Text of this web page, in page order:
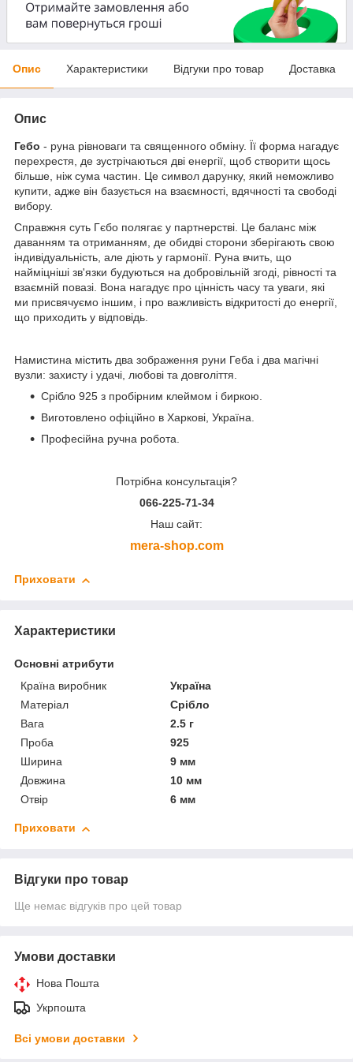
Опис Характеристики Відгуки про товар Доставка
Опис
Гебо - руна рівноваги та священного обміну. Її форма нагадує
перехрестя, де зустрічаються дві енергії, щоб створити щось
більше, ніж сума частин. Це символ дарунку, який неможливо
купити, адже він базується на взаємності, вдячності та свободі
вибору.
Справжня суть Гєбо полягає у партнерстві. Це баланс між
даванням та отриманням, де обидві сторони зберігають свою
індивідуальність, але діють у гармонії. Руна вчить, що
найміцніші зв'язки будуються на добровільній згоді, рівності та
взаємній повазі. Вона нагадує про цінність часу та уваги, які
ми присвячуємо іншим, і про важливість відкритості до енергії,
що приходить у відповідь.
Намистина містить два зображення руни Геба і два магічні
вузли: захисту і удачі, любові та довголіття.
Срібло 925 з пробірним клеймом і биркою.
Виготовлено офіційно в Харкові, Україна.
Професійна ручна робота.
Потрібна консультація?
066-225-71-34
Наш сайт:
mera-shop.com
Приховати
Характеристики
Основні атрибути
Країна виробник
Україна
Матеріал
Срібло
Вага
2.5 г
Проба
925
Ширина
9 мм
Довжина
10 мм
Отвір
6 мм
Приховати
Відгуки про товар
Ще немає відгуків про цей товар
Умови доставки
Нова Пошта
Укрпошта
Всі умови доставки